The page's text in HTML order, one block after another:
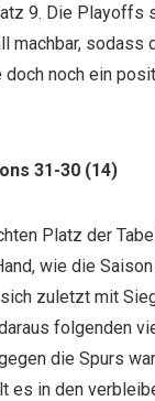
9. Die Playoffs
machbar, sodass
doch noch ein
31-30 (14)
Platz der
wie die
zuletzt mit
folgenden
die Spurs
es in den